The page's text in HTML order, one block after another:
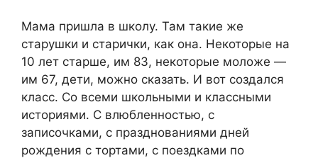
Мама пришла в школу. Там такие же
старушки и старички, как она. Некоторые на
10 лет старше, им 83, некоторые моложе —
им 67, дети, можно сказать. И вот создался
класс. Со всеми школьными и классными
историями. С влюбленностью, с
записочками, с празднованиями дней
рождения с тортами, с поездками по